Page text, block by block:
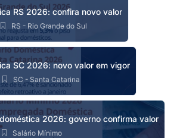
RS 2026: confira novo valor
RS - Rio Grande do Sul
SC 2026: novo valor em vigor
SC - Santa Catarina
2026: governo confirma valor
Salário Mínimo